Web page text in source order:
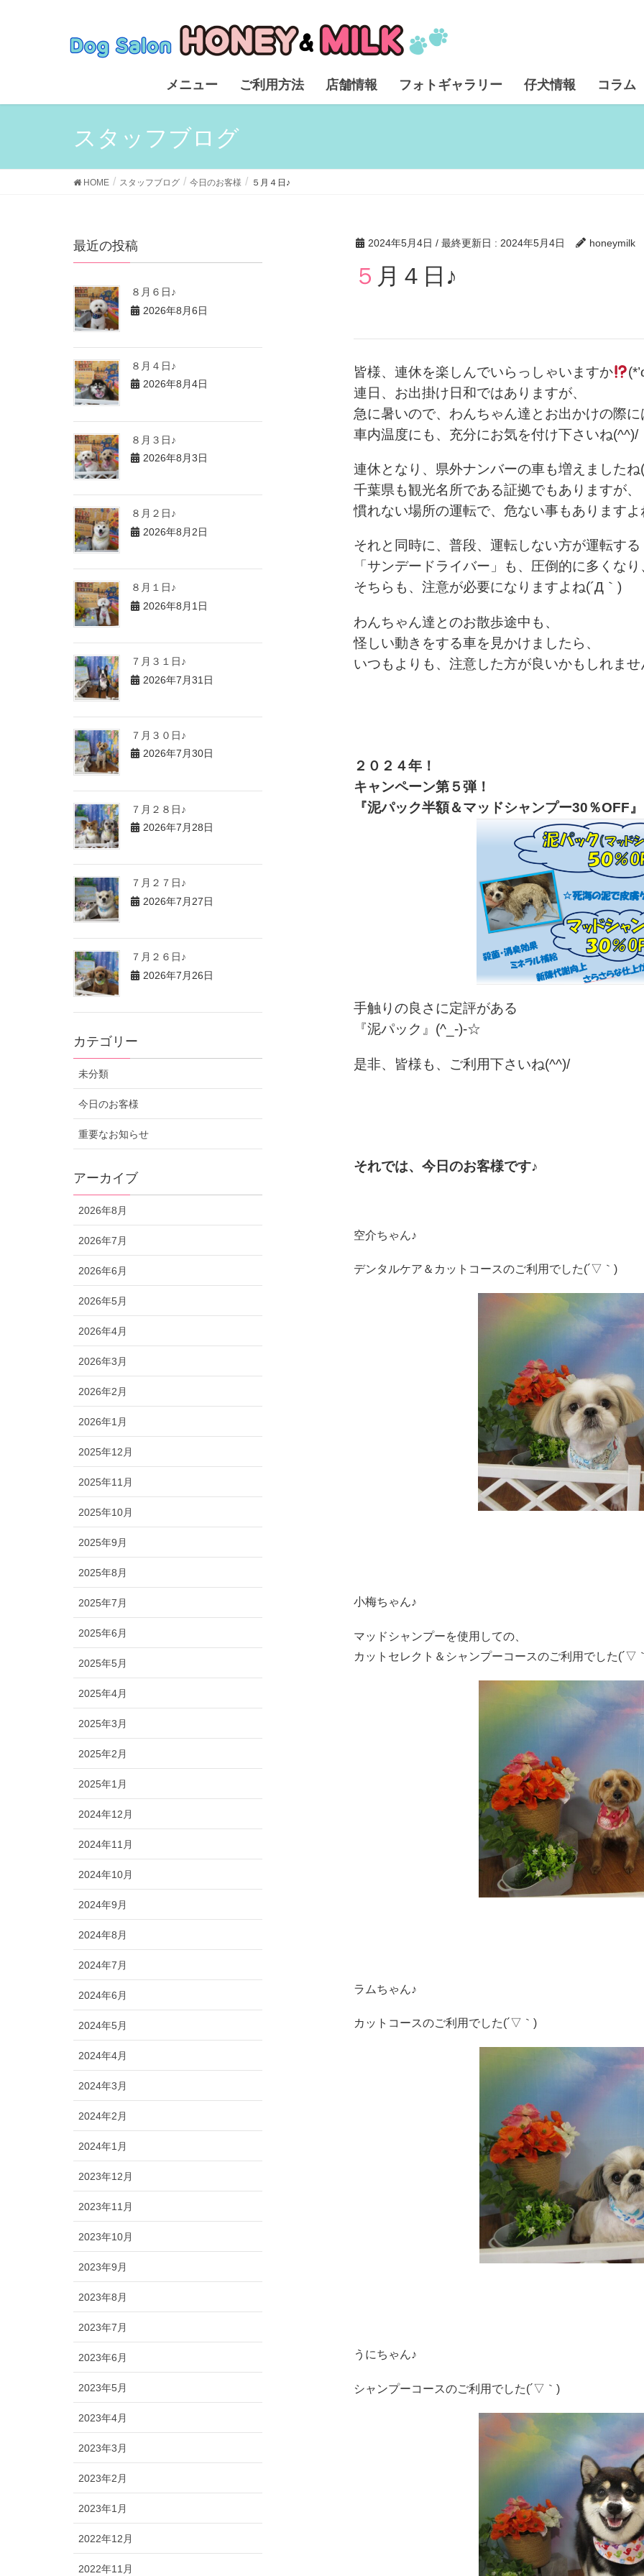
メニュー ご利用方法 店舗情報 フォトギャラリー 仔犬情報 コラム
スタッフブログ
HOME スタッフブログ 今日のお客様 ５月４日♪
2024年5月4日 / 最終更新日 : 2024年5月4日 honeymilk
５月４日♪
皆様、連休を楽しんでいらっしゃいますか
連日、お出掛け日和ではありますが、
急に暑いので、わんちゃん達とお出かけの際に
車内温度にも、充分にお気を付け下さいね(^^)/
連休となり、県外ナンバーの車も増えましたね
千葉県も観光名所である証拠でもありますが、
慣れない場所の運転で、危ない事もあります
それと同時に、普段、運転しない方が運転する
「サンデードライバー」も、圧倒的に多くなり
そちらも、注意が必要になりますよね(´Д｀)
わんちゃん達とのお散歩途中も、
怪しい動きをする車を見かけましたら、
いつもよりも、注意した方が良いかもしれま
２０２４年！
キャンペーン第５弾！
『泥パック半額＆マッドシャンプー30％OFF 』
手触りの良さに定評がある
『泥パック』(^_-)-☆
是非、皆様も、ご利用下さいね(^^)/
それでは、今日のお客様です♪
空介ちゃん♪
デンタルケア＆カットコースのご利用でした(´▽｀)
小梅ちゃん♪
マッドシャンプーを使用しての、
カットセレクト＆シャンプーコースのご利用でした(´▽
ラムちゃん♪
カットコースのご利用でした(´▽｀)
うにちゃん♪
シャンプーコースのご利用でした(´▽｀)
最近の投稿
８月６日♪
2026年8月6日
８月４日♪
2026年8月4日
８月３日♪
2026年8月3日
８月２日♪
2026年8月2日
８月１日♪
2026年8月1日
７月３１日♪
2026年7月31日
７月３０日♪
2026年7月30日
７月２８日♪
2026年7月28日
７月２７日♪
2026年7月27日
７月２６日♪
2026年7月26日
カテゴリー
未分類
今日のお客様
重要なお知らせ
アーカイブ
2026年8月
2026年7月
2026年6月
2026年5月
2026年4月
2026年3月
2026年2月
2026年1月
2025年12月
2025年11月
2025年10月
2025年9月
2025年8月
2025年7月
2025年6月
2025年5月
2025年4月
2025年3月
2025年2月
2025年1月
2024年12月
2024年11月
2024年10月
2024年9月
2024年8月
2024年7月
2024年6月
2024年5月
2024年4月
2024年3月
2024年2月
2024年1月
2023年12月
2023年11月
2023年10月
2023年9月
2023年8月
2023年7月
2023年6月
2023年5月
2023年4月
2023年3月
2023年2月
2023年1月
2022年12月
2022年11月